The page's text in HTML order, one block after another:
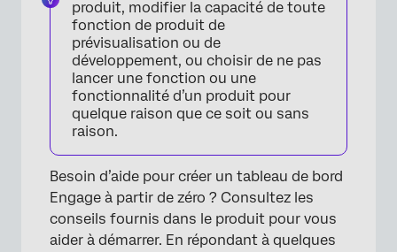
×
produit, modifier la capacité de toute
fonction de produit de
prévisualisation ou de
développement, ou choisir de ne pas
lancer une fonction ou une
fonctionnalité d’un produit pour
quelque raison que ce soit ou sans
raison.
Besoin d’aide pour créer un tableau de bord
Engage à partir de zéro ? Consultez les
conseils fournis dans le produit pour vous
aider à démarrer. En répondant à quelques